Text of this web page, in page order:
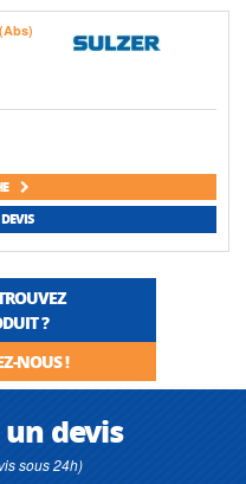
?
NOUS !
devis
sous 24h)